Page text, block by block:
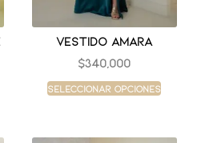
Vestido amara
$340,000
Seleccionar opciones